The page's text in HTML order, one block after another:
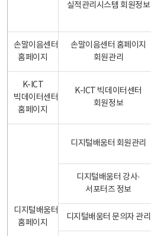
실적관리시스템 회원정보
손말이음센터
홈페이지
손말이음센터 홈페이지
회원관리
K-ICT
빅데이터센터
홈페이지
K-ICT 빅데이터센터
회원정보
디지털배움터
홈페이지
디지털배움터 회원관리
디지털배움터 강사·
서포터즈 정보
디지털배움터 문의자 관리